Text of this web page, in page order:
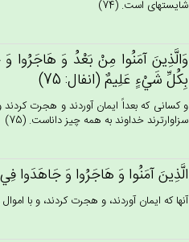
شايسته‏اى است. (74)
وَالَّذِين‌َ آمَنُوا مِنْ‌ بَعْدُ وَ هَاجَرُوا
بِكُل‌ِّ شَي‌ْءٍ عَلِيم‌ٌ (انفال: 75)
و كسانى كه بعداً ايمان آوردند و هجرت
سزاوارترند خداوند به همه چيز داناست. (75)
الَّذِين‌َ آمَنُوا وَ هَاجَرُوا وَ جَاهَدَوا فِي‌
آنها كه ايمان آوردند، و هجرت كردند، و با